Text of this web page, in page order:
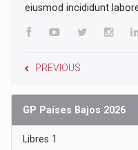
eiusmod incididunt
PREVIOUS
GP Países Bajos 2026
Libres 1